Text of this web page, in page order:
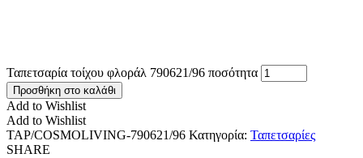
Ταπετσαρία τοίχου φλοράλ 790621/96 ποσότητα
Προσθήκη στο καλάθι
Add to Wishlist
Add to Wishlist
TAP/COSMOLIVING-790621/96 Κατηγορία: Ταπετσαρίες
SHARE